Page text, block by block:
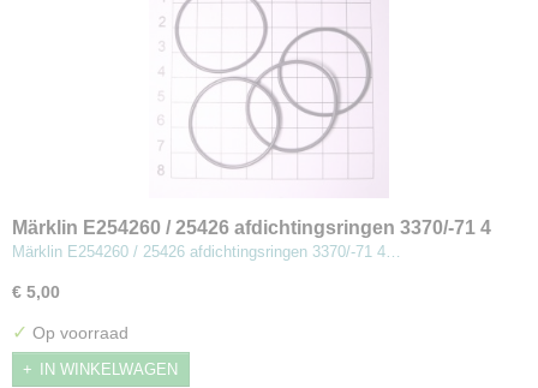
Märklin E254260 / 25426 afdichtingsringen 3370/-71 4
stuks (MBT8)
Märklin E254260 / 25426 afdichtingsringen 3370/-71 4…
€ 5,00
✓ Op voorraad
IN WINKELWAGEN